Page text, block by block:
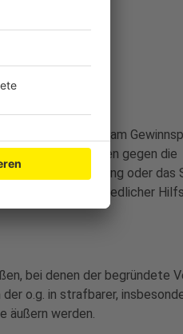
der Teilnahme am
Verstößen gegen die
Teilnahmevorgang oder das
sich anderer unredlicher
bei denen der begründete
o.g. in strafbarer,
äußern werden.